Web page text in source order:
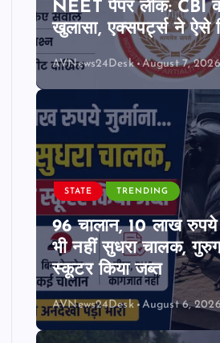
NEET पेपर लीक: CBI
खुलासा, एक्सपर्ट्स ने ऐसे
AVNews24Desk August 7, 2026
STATE TRENDING
96 चालान, 10 लाख रुपये
भी नहीं सुधरा चालक,
स्कूटर किया जब्त
AVNews24Desk August 6, 2026